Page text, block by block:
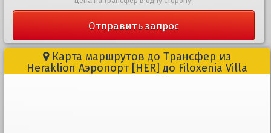
Отправить запрос
Карта маршрутов до Трансфер из
Heraklion Aэропорт [HER] до Filoxenia Villa